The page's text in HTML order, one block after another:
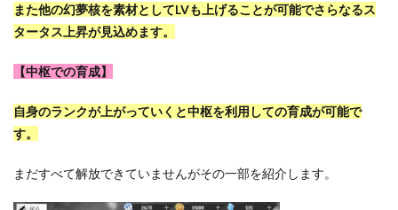
また他の幻夢核を素材としてLVも上げることが可能でさらなるス
タータス上昇が見込めます。
【中枢での育成】
自身のランクが上がっていくと中枢を利用しての育成が可能で
す。
まだすべて解放できていませんがその一部を紹介します。